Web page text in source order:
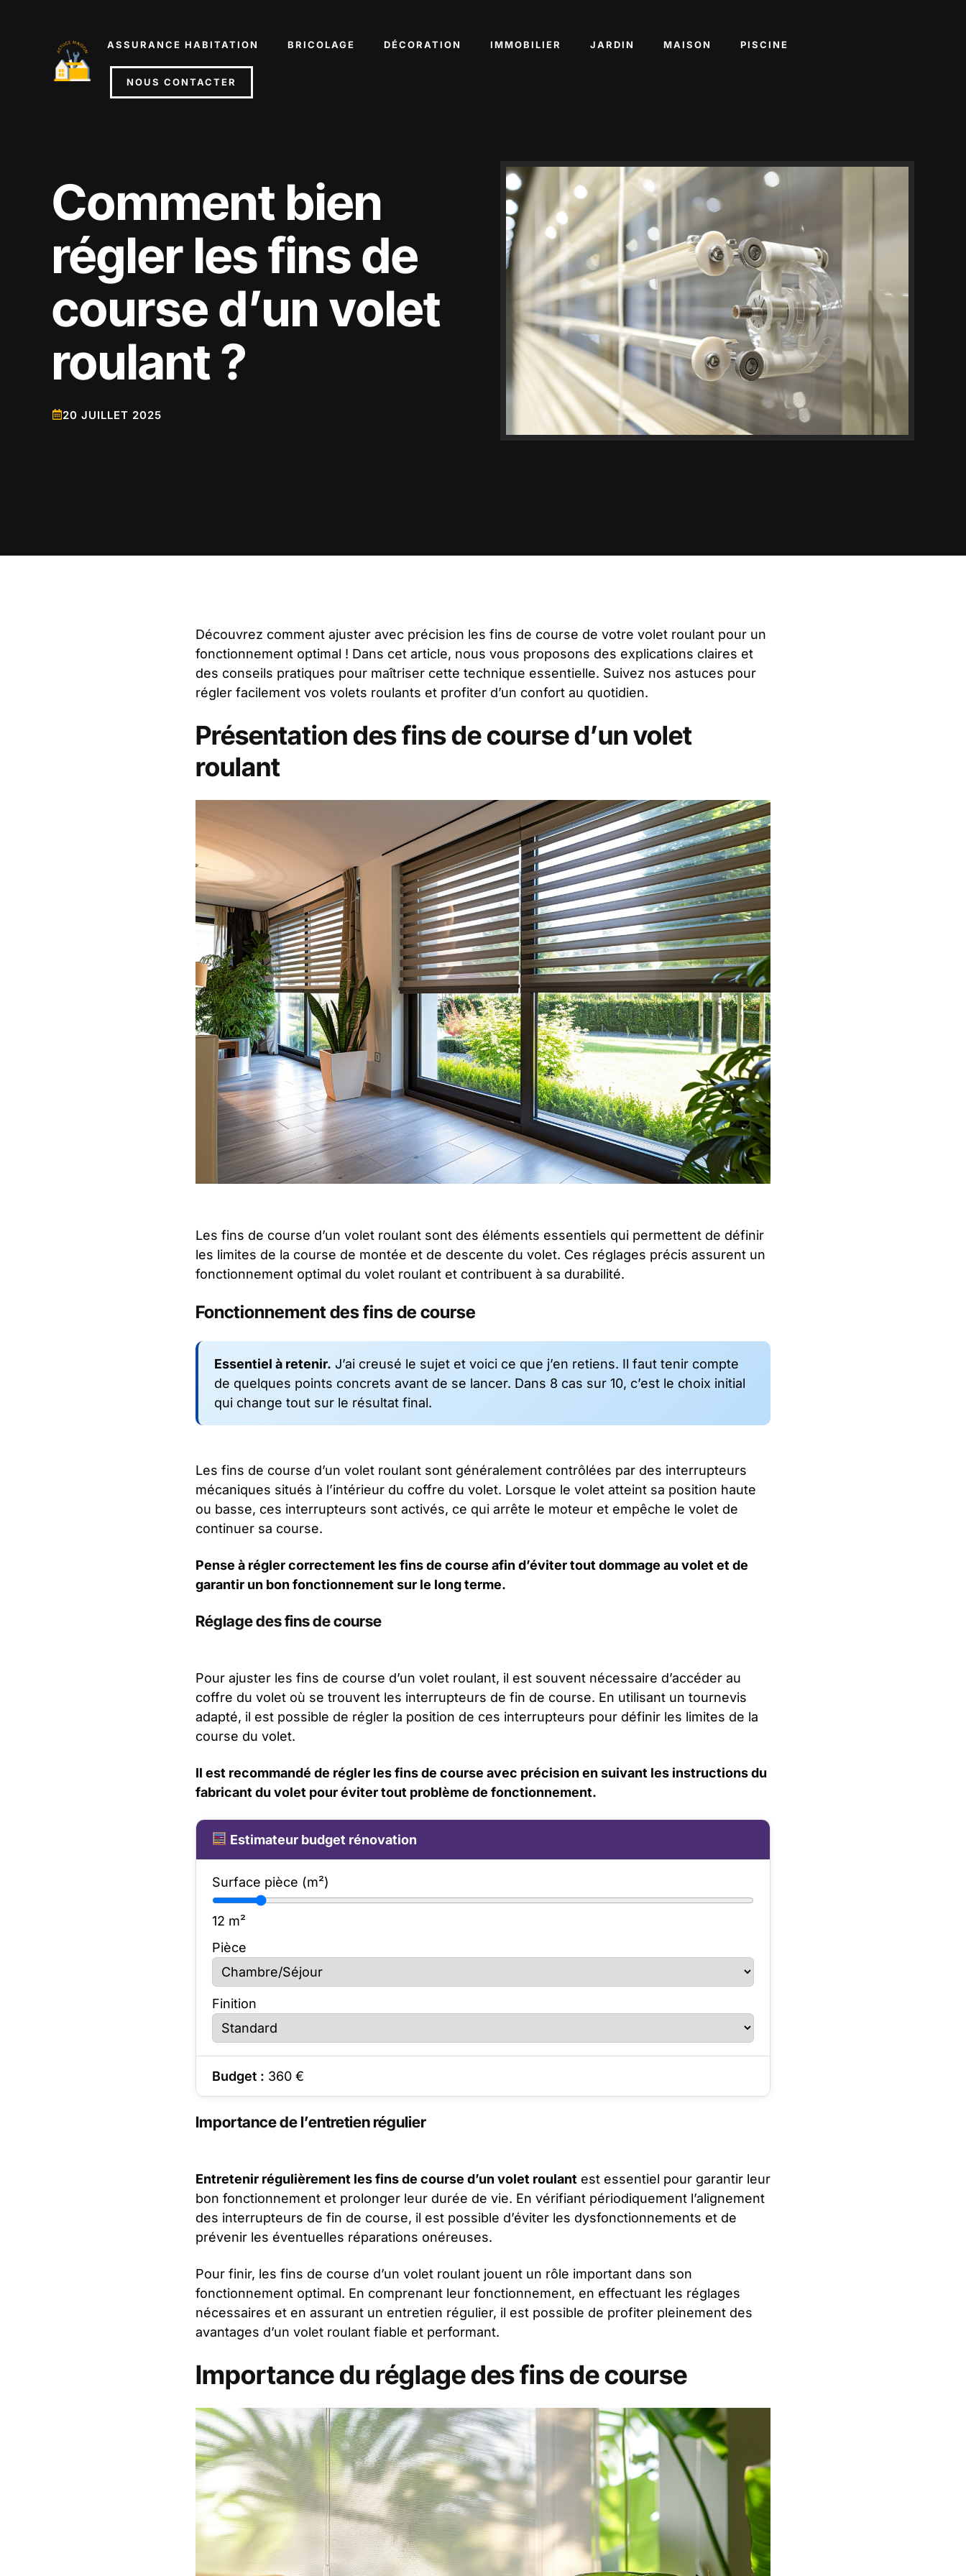
ASSURANCE HABITATION BRICOLAGE DÉCORATION IMMOBILIER JARDIN MAISON PISCINE
NOUS CONTACTER
Comment bien
régler les fins de
course d’un volet
roulant ?
20 JUILLET 2025
Découvrez comment ajuster avec précision les fins de course de votre volet roulant pour un
fonctionnement optimal ! Dans cet article, nous vous proposons des explications claires et
des conseils pratiques pour maîtriser cette technique essentielle. Suivez nos astuces pour
régler facilement vos volets roulants et profiter d’un confort au quotidien.
Présentation des fins de course d’un volet
roulant
Les fins de course d’un volet roulant sont des éléments essentiels qui permettent de définir
les limites de la course de montée et de descente du volet. Ces réglages précis assurent un
fonctionnement optimal du volet roulant et contribuent à sa durabilité.
Fonctionnement des fins de course
Essentiel à retenir. J’ai creusé le sujet et voici ce que j’en retiens. Il faut tenir compte
de quelques points concrets avant de se lancer. Dans 8 cas sur 10, c’est le choix initial
qui change tout sur le résultat final.
Les fins de course d’un volet roulant sont généralement contrôlées par des interrupteurs
mécaniques situés à l’intérieur du coffre du volet. Lorsque le volet atteint sa position haute
ou basse, ces interrupteurs sont activés, ce qui arrête le moteur et empêche le volet de
continuer sa course.
Pense à régler correctement les fins de course afin d’éviter tout dommage au volet et de
garantir un bon fonctionnement sur le long terme.
Réglage des fins de course
Pour ajuster les fins de course d’un volet roulant, il est souvent nécessaire d’accéder au
coffre du volet où se trouvent les interrupteurs de fin de course. En utilisant un tournevis
adapté, il est possible de régler la position de ces interrupteurs pour définir les limites de la
course du volet.
Il est recommandé de régler les fins de course avec précision en suivant les instructions du
fabricant du volet pour éviter tout problème de fonctionnement.
Estimateur budget rénovation
Surface pièce (m²)
12 m²
Pièce
Finition
Budget : 360 €
Importance de l’entretien régulier
Entretenir régulièrement les fins de course d’un volet roulant est essentiel pour garantir leur
bon fonctionnement et prolonger leur durée de vie. En vérifiant périodiquement l’alignement
des interrupteurs de fin de course, il est possible d’éviter les dysfonctionnements et de
prévenir les éventuelles réparations onéreuses.
Pour finir, les fins de course d’un volet roulant jouent un rôle important dans son
fonctionnement optimal. En comprenant leur fonctionnement, en effectuant les réglages
nécessaires et en assurant un entretien régulier, il est possible de profiter pleinement des
avantages d’un volet roulant fiable et performant.
Importance du réglage des fins de course